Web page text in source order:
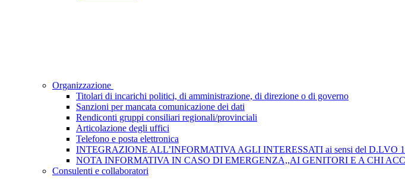
Organizzazione
Titolari di incarichi politici, di amministrazione, di direzione o di governo
Sanzioni per mancata comunicazione dei dati
Rendiconti gruppi consiliari regionali/provinciali
Articolazione degli uffici
Telefono e posta elettronica
INTEGRAZIONE ALL’INFORMATIVA AGLI INTERESSATI ai sensi del D.LVO
NOTA INFORMATIVA IN CASO DI EMERGENZA,,AI GENITORI E A CHI
Consulenti e collaboratori